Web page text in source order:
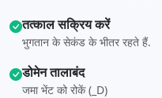
तत्काल सक्रिय करें
भुगतान के सेकंड के भीतर रहते हैं.
डोमेन तालाबंद
जमा भेंट को रोकें (_D)